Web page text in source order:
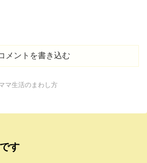
メントを書き込む
マ生活のまわし方
す